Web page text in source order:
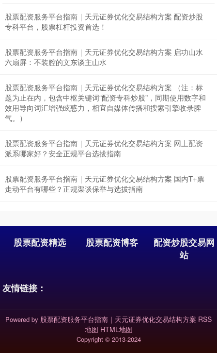
股票配资服务平台指南｜天元证券优化交易结构方案 配资炒股
专科平台，股票杠杆投资首选！
股票配资服务平台指南｜天元证券优化交易结构方案 启功山水
六扇屏：不装腔的文东谈主山水
股票配资服务平台指南｜天元证券优化交易结构方案 （注：标
题为止在内，包含中枢关键词“配资专科炒股”，同期使用数字和
效用导向词汇增强眩惑力，相宜自媒体传播和搜索引擎收录脾
气。）
股票配资服务平台指南｜天元证券优化交易结构方案 网上配资
派系哪家好？安全正规平台选拔指南
股票配资服务平台指南｜天元证券优化交易结构方案 国内T+票
走动平台有哪些？正规渠谈保举与选拔指南
股票配资精选 股票配资博客
配资炒股交易网
站
友情链接：
Powered by 股票配资服务平台指南｜天元证券优化交易结构方案 RSS
地图 HTML地图
Copyright © 2013-2024